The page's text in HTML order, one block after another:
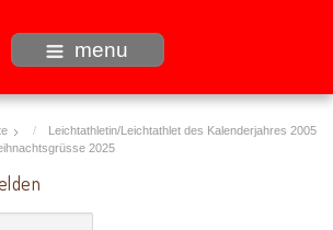
menu
Leichtathletin/Leichtathlet des Kalenderjahres 2005
2025